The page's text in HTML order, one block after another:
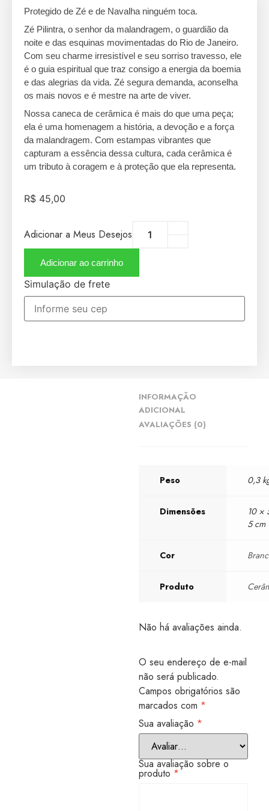
Protegido de Zé e de Navalha ninguém toca.
Zé Pilintra, o senhor da malandragem, o guardião da
noite e das esquinas movimentadas do Rio de Janeiro.
Com seu charme irresistível e seu sorriso travesso, ele
é o guia espiritual que traz consigo a energia da boemia
e das alegrias da vida. Zé segura demanda, aconselha
os mais novos e é mestre na arte de viver.
Nossa caneca de cerâmica é mais do que uma peça;
ela é uma homenagem a história, a devoção e a força
da malandragem. Com estampas vibrantes que
capturam a essência dessa cultura, cada cerâmica é
um tributo à coragem e à proteção que ela representa.
R$ 45,00
Adicionar ao carrinho
Adicionar a Meus Desejos
Simulação de frete
INFORMAÇÃO
ADICIONAL
AVALIAÇÕES (0)
Peso 0,3
Dimensões
10 ×
5 cm
Cor
Produto
Não há avaliações ainda.
O seu endereço de e-mail
não será publicado.
Campos obrigatórios são
marcados com *
Sua avaliação *
Sua avaliação sobre o
produto *